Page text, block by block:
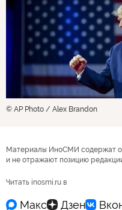
© AP Photo / Alex Brandon
Материалы ИноСМИ содержат
и не отражают позицию
Читать inosmi.ru в